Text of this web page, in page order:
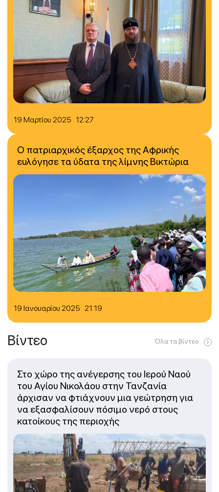
19 Μαρτίου 2025 12:27
19 Ιανουαρίου 2025 21:19
Ο πατριαρχικός έξαρχος της Αφρικής
ευλόγησε τα ύδατα της λίμνης Βικτώρια
Βίντεο Όλα τα βίντεο
Στο χώρο της ανέγερσης του Ιερού Ναού
του Αγίου Νικολάου στην Τανζανία
άρχισαν να φτιάχνουν μια γεώτρηση για
να εξασφαλίσουν πόσιμο νερό στους
κατοίκους της περιοχής